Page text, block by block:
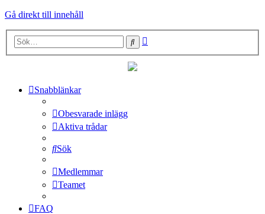
Gå direkt till innehåll
Sök
Snabblänkar
Obesvarade inlägg
Aktiva trådar
Sök
Medlemmar
Teamet
FAQ